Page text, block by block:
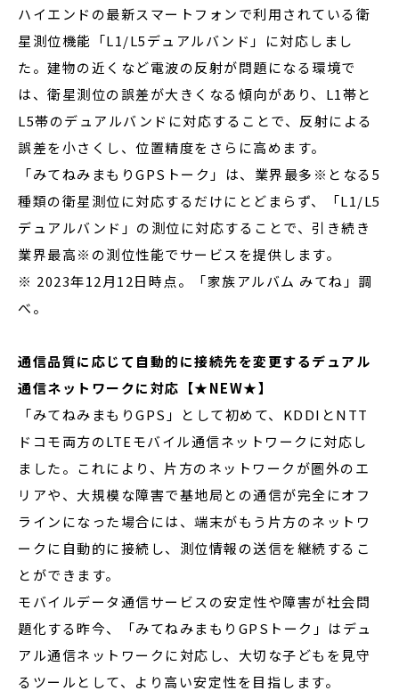
ハイエンドの最新スマートフォンで利用されている衛
星測位機能「L1/L5デュアルバンド」に対応しまし
た。建物の近くなど電波の反射が問題になる環境で
は、衛星測位の誤差が大きくなる傾向があり、L1帯と
L5帯のデュアルバンドに対応することで、反射による
誤差を小さくし、位置精度をさらに高めます。
「みてねみまもりGPSトーク」は、業界最多※となる5
種類の衛星測位に対応するだけにとどまらず、「L1/L5
デュアルバンド」の測位に対応することで、引き続き
業界最高※の測位性能でサービスを提供します。
※ 2023年12月12日時点。「家族アルバム みてね」調
べ。
通信品質に応じて自動的に接続先を変更するデュアル
通信ネットワークに対応【★NEW★】
「みてねみまもりGPS」として初めて、KDDIとNTT
ドコモ両方のLTEモバイル通信ネットワークに対応し
ました。これにより、片方のネットワークが圏外のエ
リアや、大規模な障害で基地局との通信が完全にオフ
ラインになった場合には、端末がもう片方のネットワ
ークに自動的に接続し、測位情報の送信を継続するこ
とができます。
モバイルデータ通信サービスの安定性や障害が社会問
題化する昨今、「みてねみまもりGPSトーク」はデュ
アル通信ネットワークに対応し、大切な子どもを見守
るツールとして、より高い安定性を目指します。